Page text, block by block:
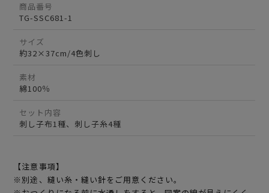
商品番号
TG-SSC681-1
サイズ
約32×37cm/4色刺し
素材
綿100％
セット内容
刺し子布1種、刺し子糸4種
【注意事項】
※別途、縫い糸・縫い針をご用意ください。